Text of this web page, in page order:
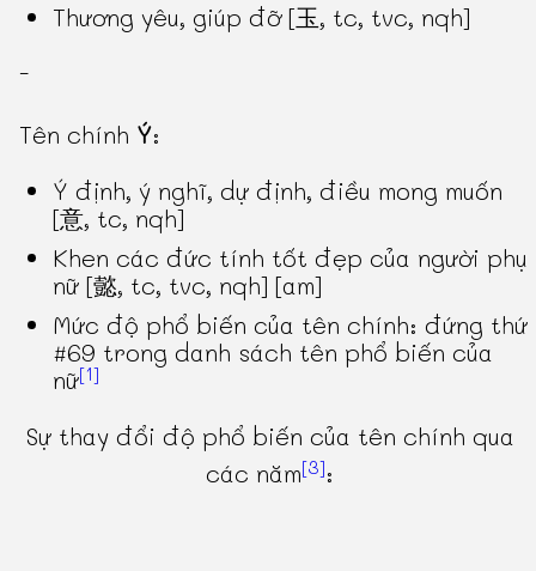
Thương yêu, giúp đỡ [玉, tc, tvc, nqh]
-
Tên chính Ý:
Ý định, ý nghĩ, dự định, điều mong muốn
[意, tc, nqh]
Khen các đức tính tốt đẹp của người phụ
nữ [懿, tc, tvc, nqh] [am]
Mức độ phổ biến của tên chính: đứng thứ
#69 trong danh sách tên phổ biến của
nữ[1]
Sự thay đổi độ phổ biến của tên chính qua
các năm[3]: